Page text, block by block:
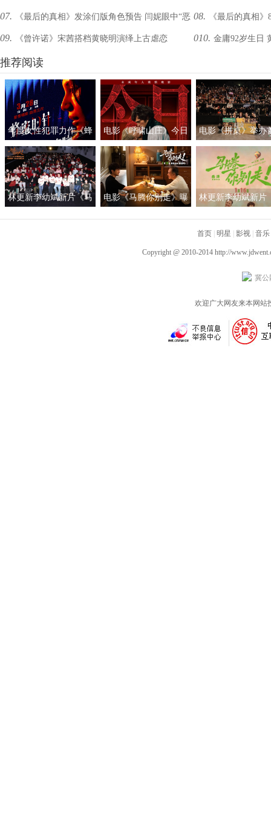
审交锋 脸式”演技
07. 《最后的真相》发涂们版角色预告 闫妮眼中“恶
汉”变“良人”
08. 《最后的真相
燃角力反转真相
09. 《曾许诺》宋茜搭档黄晓明演绎上古虐恋 010. 金庸92岁生日
推荐阅读
年度女性犯罪力作《蜂
蜜的针》定档3月28日
绝版影后阵容癫
电影《呼啸山庄》今日
上映
电影《拼桌》举办
礼及路演 白色情人
约搭子稳稳幸福
林更新李幼斌新片《马
电影《马腾你别走》曝
生“新地图”
林更新李幼斌新片
首页 明星 影视 音乐
Copyright @ 2010-2014 http://
冀公
欢迎广大网友来本网站